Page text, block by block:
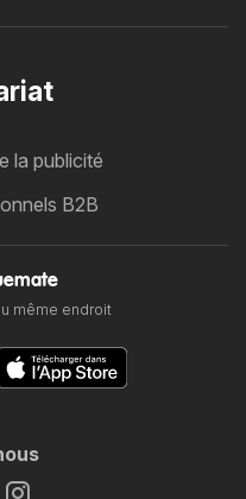
la publicité
B2B
même endroit